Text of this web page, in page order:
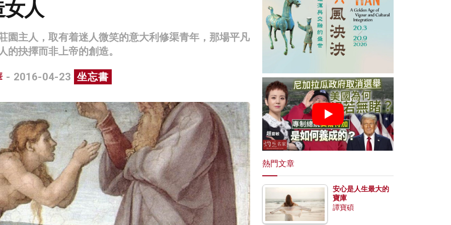
人
園主人，取有着迷人微笑的意大利修渠青年，那場平凡
的抉擇而非上帝的創造。
- 2016-04-23 坐忘書
熱門文章
安心是人生最大的
寶庫
譚寶碩